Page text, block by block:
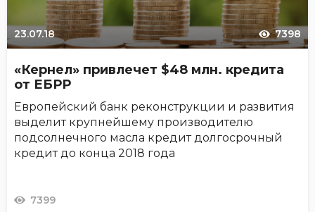
23.07.18 7398
«Кернел» привлечет $48 млн. кредита
от ЕБРР
Европейский банк реконструкции и развития
выделит крупнейшему производителю
подсолнечного масла кредит долгосрочный
кредит до конца 2018 года
7399